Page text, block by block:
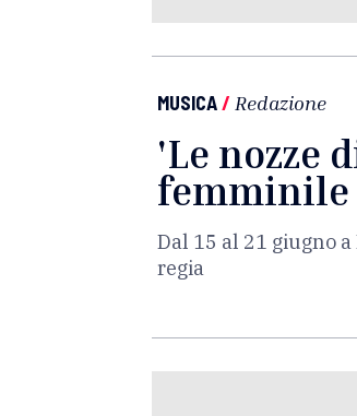
MUSICA/ Redazione
'Le nozze
femminile
Dal 15 al 21 giugno
regia